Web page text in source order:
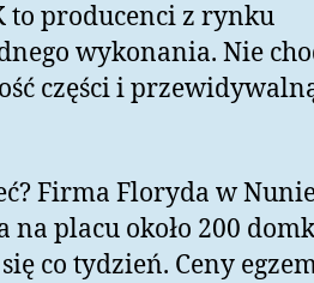
to producenci z rynku
wykonania. Nie
części i
Firma Floryda w
na placu około 200
co tydzień. Ceny